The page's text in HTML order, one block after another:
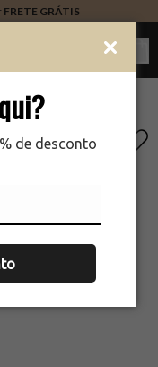
de desconto
FRETE GRÁTIS